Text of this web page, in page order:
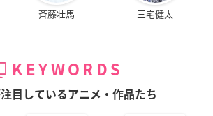
斉藤壮馬 三宅健太
KEYWORDS
目しているアニメ・作品たち